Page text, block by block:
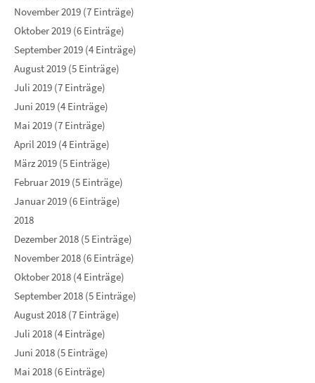
November 2019 (7 Einträge)
Oktober 2019 (6 Einträge)
September 2019 (4 Einträge)
August 2019 (5 Einträge)
Juli 2019 (7 Einträge)
Juni 2019 (4 Einträge)
Mai 2019 (7 Einträge)
April 2019 (4 Einträge)
März 2019 (5 Einträge)
Februar 2019 (5 Einträge)
Januar 2019 (6 Einträge)
2018
Dezember 2018 (5 Einträge)
November 2018 (6 Einträge)
Oktober 2018 (4 Einträge)
September 2018 (5 Einträge)
August 2018 (7 Einträge)
Juli 2018 (4 Einträge)
Juni 2018 (5 Einträge)
Mai 2018 (6 Einträge)